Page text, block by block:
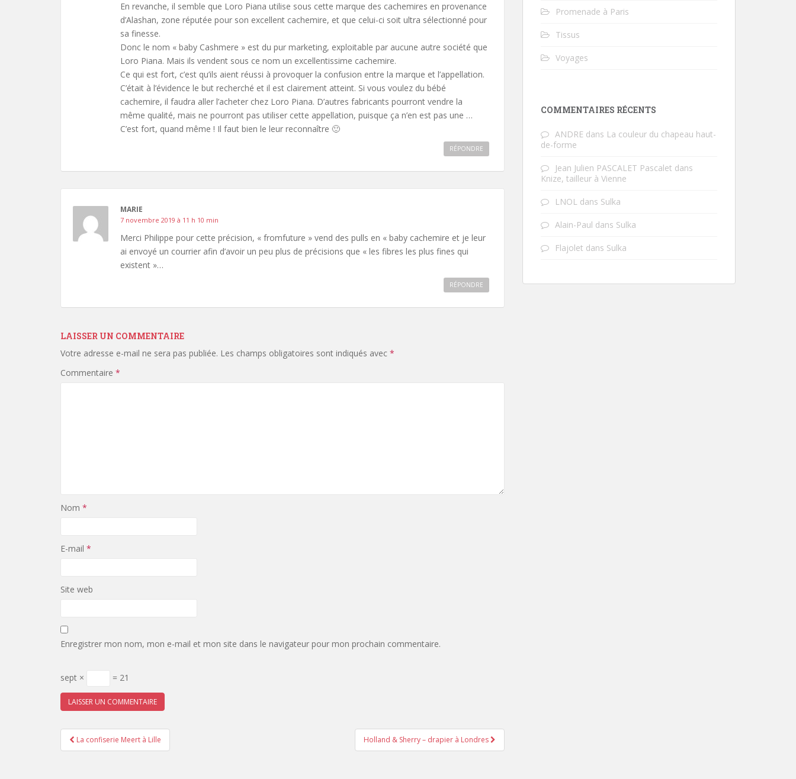
En revanche, il semble que Loro Piana utilise sous cette marque des cachemires en provenance
d’Alashan, zone réputée pour son excellent cachemire, et que celui-ci soit ultra sélectionné pour
sa finesse.
Donc le nom « baby Cashmere » est du pur marketing, exploitable par aucune autre société que
Loro Piana. Mais ils vendent sous ce nom un excellentissime cachemire.
Ce qui est fort, c’est qu’ils aient réussi à provoquer la confusion entre la marque et l’appellation.
C’était à l’évidence le but recherché et il est clairement atteint. Si vous voulez du bébé
cachemire, il faudra aller l’acheter chez Loro Piana. D’autres fabricants pourront vendre la
même qualité, mais ne pourront pas utiliser cette appellation, puisque ça n’en est pas une …
C’est fort, quand même ! Il faut bien le leur reconnaître 🙂
RÉPONDRE
MARIE
7 novembre 2019 à 11 h 10 min
Merci Philippe pour cette précision, « fromfuture » vend des pulls en « baby cachemire et je leur
ai envoyé un courrier afin d’avoir un peu plus de précisions que « les fibres les plus fines qui
existent »…
RÉPONDRE
LAISSER UN COMMENTAIRE
Votre adresse e-mail ne sera pas publiée. Les champs obligatoires sont indiqués avec *
Commentaire *
Nom *
E-mail *
Site web
Enregistrer mon nom, mon e-mail et mon site dans le navigateur pour mon prochain commentaire.
sept × = 21
Pagination
d'article
La confiserie Meert à Lille Holland & Sherry – drapier à Londres
Promenade à Paris
Tissus
Voyages
COMMENTAIRES RÉCENTS
ANDRE dans La couleur du chapeau haut-
de-forme
Jean Julien PASCALET Pascalet dans
Knize, tailleur à Vienne
LNOL dans Sulka
Alain-Paul dans Sulka
Flajolet dans Sulka